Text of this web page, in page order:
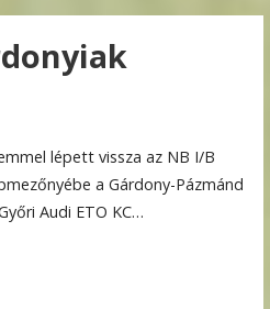
lépett vissza az NB I/B
a Gárdony-Pázmánd
Audi ETO KC…